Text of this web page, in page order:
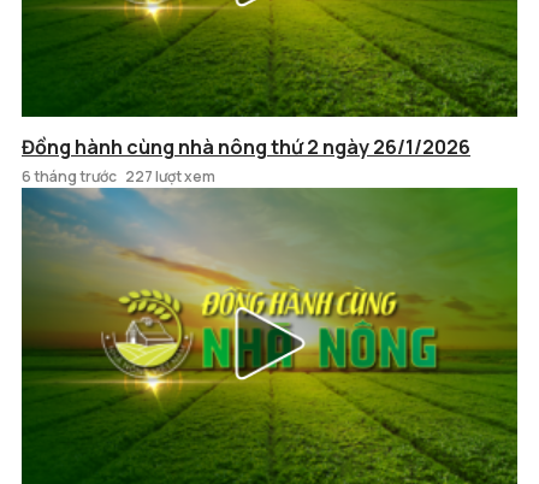
Đồng hành cùng nhà nông thứ 2 ngày 26/1/2026
6 tháng trước 227 lượt xem